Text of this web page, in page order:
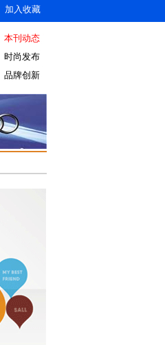
加入收藏
本刊动态
时尚发布
品牌创新